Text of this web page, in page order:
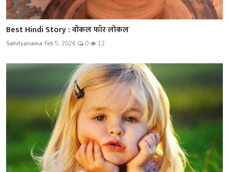
Best Hindi Story : वोकल फॉर लोकल
Sahityanama Feb 5, 2026 0 12